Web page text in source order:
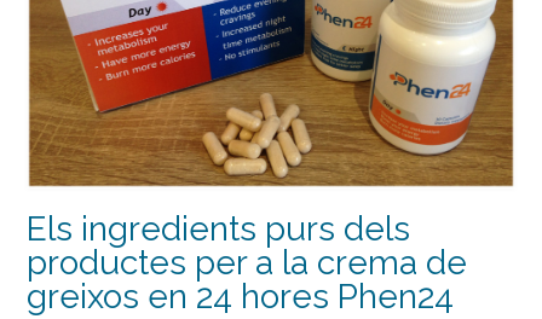
Els ingredients purs dels
productes per a la crema de
greixos en 24 hores Phen24